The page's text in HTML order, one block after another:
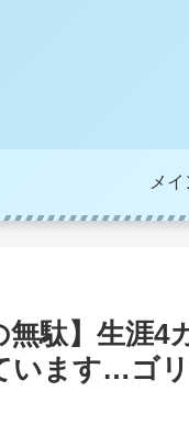
メ
無駄】生涯
います…ゴ